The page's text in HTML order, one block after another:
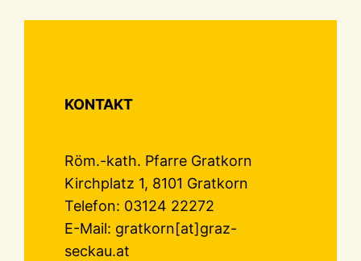
KONTAKT
Röm.-kath. Pfarre Gratkorn
Kirchplatz 1, 8101 Gratkorn
Telefon: 03124 22272
E-Mail: gratkorn[at]graz-
seckau.at